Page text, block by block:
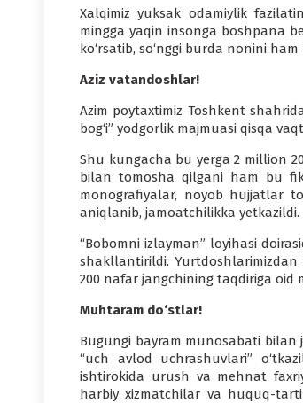
Xalqimiz yuksak odamiylik
mingga yaqin insonga boshpana
ko‘rsatib, so‘nggi burda nonini
Aziz vatandoshlar!
Azim poytaxtimiz Toshkent
bog‘i” yodgorlik majmuasi qisqa
Shu kungacha bu yerga 2 million
bilan tomosha qilgani ham bu
monografiyalar, noyob hujjatlar
aniqlanib, jamoatchilikka yetkazildi.
“Bobomni izlayman” loyihasi
shakllantirildi. Yurtdoshlarimizdan
200 nafar jangchining taqdiriga oid
Muhtaram do‘stlar!
Bugungi bayram munosabati bilan
“uch avlod uchrashuvlari”
ishtirokida urush va mehnat
harbiy xizmatchilar va huquq-